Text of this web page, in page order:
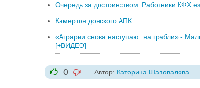
Очередь за достоинством. Работники КФХ
Камертон донского АПК
«Аграрии снова наступают на грабли» -
[+ВИДЕО]
+1
0
-1
Автор: Катерина Шаповалова